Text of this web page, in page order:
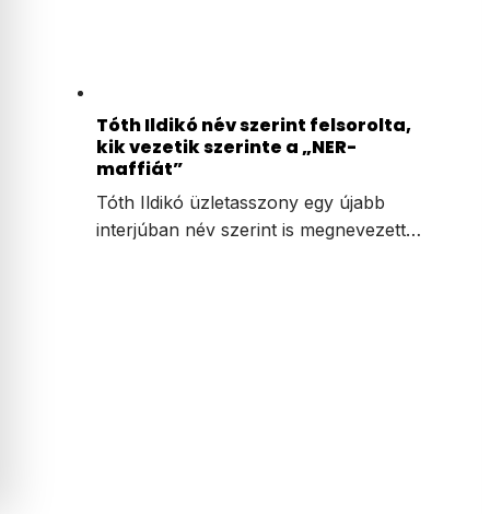
Tóth Ildikó név szerint felsorolta,
kik vezetik szerinte a „NER-
maffiát”
Tóth Ildikó üzletasszony egy újabb
interjúban név szerint is megnevezett…